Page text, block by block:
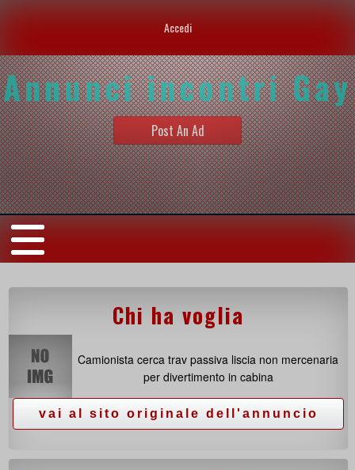
Accedi
Annunci incontri Gay
Post An Ad
Chi ha voglia
Camionista cerca trav passiva liscia non mercenaria
per divertimento in cabina